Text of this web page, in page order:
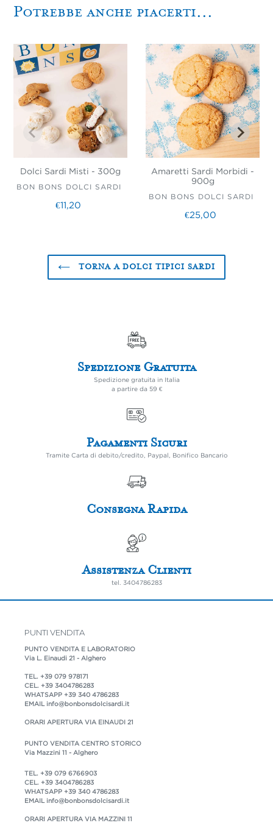
Potrebbe anche piacerti...
Dolci
Sardi
Misti
-
300g
Dolci Sardi Misti - 300g
VENDITORE
BON BONS DOLCI SARDI
Prezzo
€11,20
Amaretti
Sardi
Morbidi
-
900g
Amaretti Sardi Morbidi -
900g
VENDITORE
BON BONS DOLCI SARDI
Prezzo
€25,00
TORNA A DOLCI TIPICI SARDI
Spedizione Gratuita
Spedizione gratuita in Italia
a partire da 59 €
Pagamenti Sicuri
Tramite Carta di debito/credito, Paypal, Bonifico Bancario
Consegna Rapida
Assistenza Clienti
tel. 3404786283
PUNTI VENDITA
PUNTO VENDITA E LABORATORIO
Via L. Einaudi 21 - Alghero
TEL. +39 079 978171
CEL. +39 3404786283
WHATSAPP +39 340 4786283
EMAIL info@bonbonsdolcisardi.it
ORARI APERTURA VIA EINAUDI 21
PUNTO VENDITA CENTRO STORICO
Via Mazzini 11 - Alghero
TEL. +39 079 6766903
CEL. +39 3404786283
WHATSAPP +39 340 4786283
EMAIL info@bonbonsdolcisardi.it
ORARI APERTURA VIA MAZZINI 11